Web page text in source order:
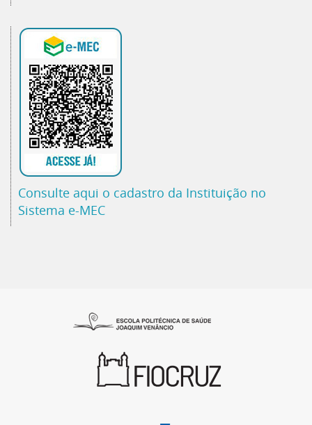
Consulte aqui o cadastro da Instituição no
Sistema e-MEC